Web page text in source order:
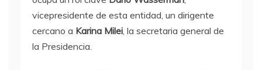
vicepresidente de esta entidad, un dirigente
cercano a Karina Milei, la secretaria general de
la Presidencia.